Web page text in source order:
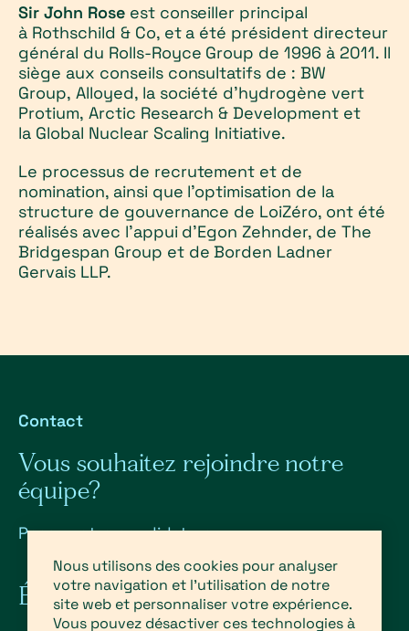
Nous utilisons des cookies pour analyser
votre navigation et l'utilisation de notre
site web et personnaliser votre expérience.
Vous pouvez désactiver ces technologies à
Sir John Roseest conseiller principal
à Rothschild & Co, et a été président directeur
général du Rolls-Royce Group de 1996 à 2011. Il
siège aux conseils consultatifs de : BW
Group, Alloyed, la société d'hydrogène vert
Protium, Arctic Research & Development et
la Global Nuclear Scaling Initiative.
Le processus de recrutement et de
nomination, ainsi que l'optimisation de la
structure de gouvernance de LoiZéro, ont été
réalisés avec l'appui d'Egon Zehnder, de The
Bridgespan Group et de Borden Ladner
Gervais LLP.
Contact
Vous souhaitez rejoindre notre
équipe?
Posez votre candidature
Écrivez-nous